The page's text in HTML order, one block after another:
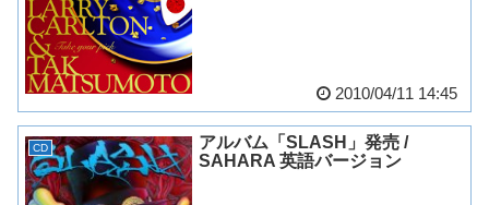
2010/04/11 14:45
CD
アルバム「SLASH」発売 /
SAHARA 英語バージョン